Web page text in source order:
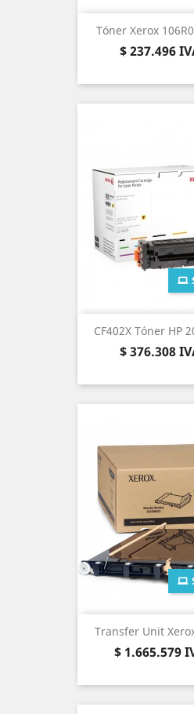
Tóner Xerox
Precio
$ 237.496
CF402X Tóner HP
Precio
$ 376.308
Transfer Unit
Precio
$ 1.665.579